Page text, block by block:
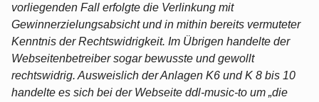
vorliegenden Fall erfolgte die Verlinkung mit
Gewinnerzielungsabsicht und in mithin bereits vermuteter
Kenntnis der Rechtswidrigkeit. Im Übrigen handelte der
Webseitenbetreiber sogar bewusste und gewollt
rechtswidrig. Ausweislich der Anlagen K6 und K 8 bis 10
handelte es sich bei der Webseite ddl-music-to um „die